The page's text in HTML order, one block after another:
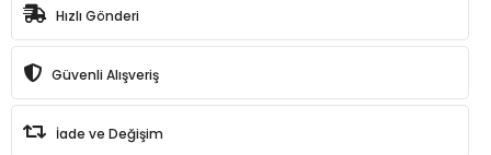
Hızlı Gönderi
Güvenli Alışveriş
İade ve Değişim